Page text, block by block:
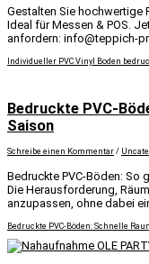
Gestalten Sie hochwertige
Ideal für Messen & POS.
anfordern: info@teppich-
Individueller PVC Vinyl Boden
Bedruckte PVC-
Saison
Schreibe einen Kommentar /
Bedruckte PVC-Böden: So
Die Herausforderung,
anzupassen, ohne dabei
Bedruckte PVC-Böden: Schnelle